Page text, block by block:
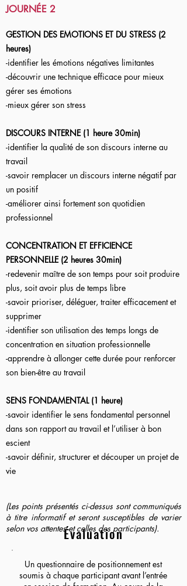
JOURNÉE 2
GESTION DES EMOTIONS ET DU STRESS (2
heures)
-identifier les émotions négatives limitantes
-découvrir une technique efficace pour mieux
gérer ses émotions
-mieux gérer son stress
DISCOURS INTERNE (1 heure 30min)
-identifier la qualité de son discours interne au
travail
-savoir remplacer un discours interne négatif par
un positif
-améliorer ainsi fortement son quotidien
professionnel
CONCENTRATION ET EFFICIENCE
PERSONNELLE (2 heures 30min)
-redevenir maître de son temps pour soit produire
plus, soit avoir plus de temps libre
-savoir prioriser, déléguer, traiter efficacement et
supprimer
-identifier son utilisation des temps longs de
concentration en situation professionnelle
-apprendre à allonger cette durée pour renforcer
son bien-être au travail
SENS FONDAMENTAL (1 heure)
-savoir identifier le sens fondamental personnel
dans son rapport au travail et l’utiliser à bon
escient
-savoir définir, structurer et découper un projet de
vie
(Les points présentés ci-dessus sont communiqués
à titre informatif et seront susceptibles de varier
selon vos attentes et celles des participants).
Évaluation
Un questionnaire de positionnement est
soumis à chaque participant avant l’entrée